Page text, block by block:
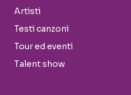
Artisti
Testi canzoni
Tour ed eventi
Talent show